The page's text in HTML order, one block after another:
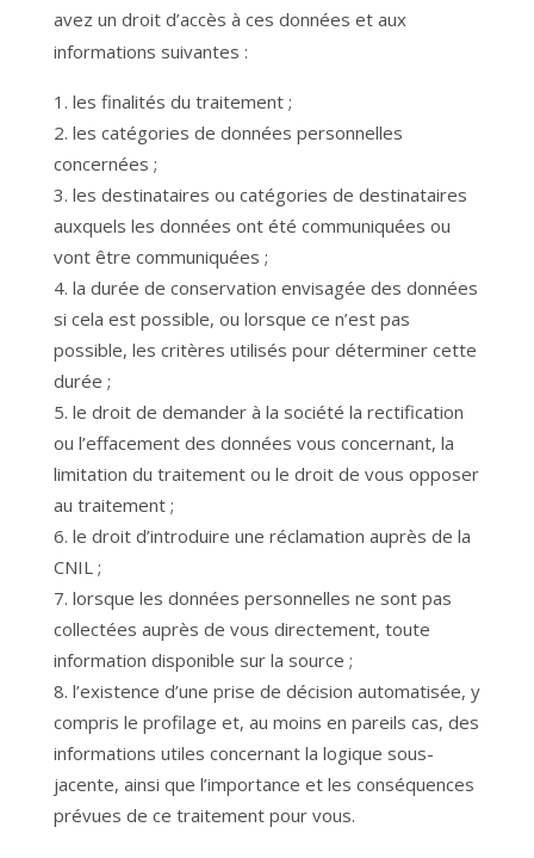
avez un droit d’accès à ces données et aux
informations suivantes :
les finalités du traitement ;
les catégories de données personnelles
concernées ;
les destinataires ou catégories de destinataires
auxquels les données ont été communiquées ou
vont être communiquées ;
la durée de conservation envisagée des données
si cela est possible, ou lorsque ce n’est pas
possible, les critères utilisés pour déterminer cette
durée ;
le droit de demander à la société la rectification
ou l’effacement des données vous concernant, la
limitation du traitement ou le droit de vous opposer
au traitement ;
le droit d’introduire une réclamation auprès de la
CNIL ;
lorsque les données personnelles ne sont pas
collectées auprès de vous directement, toute
information disponible sur la source ;
l’existence d’une prise de décision automatisée, y
compris le profilage et, au moins en pareils cas, des
informations utiles concernant la logique sous-
jacente, ainsi que l’importance et les conséquences
prévues de ce traitement pour vous.